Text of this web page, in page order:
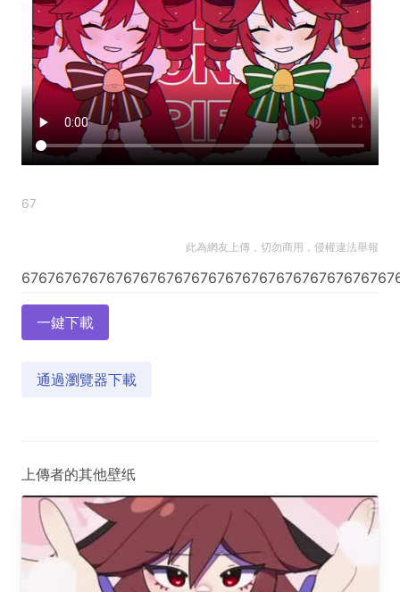
67
此為網友上傳，切勿商用，侵權違法舉報
一鍵下載
通過瀏覽器下載
上傳者的其他壁纸